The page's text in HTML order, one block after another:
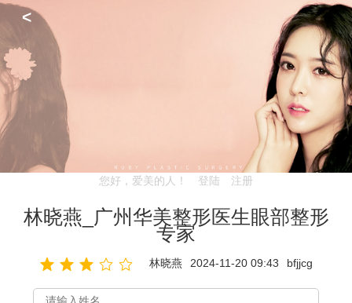
<
您好，爱美的人！ 登陆 注册
林晓燕_广州华美整形医生眼部整形
专家
林晓燕 2024-11-20 09:43 bfjjcg